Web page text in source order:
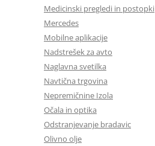
Medicinski pregledi in postopki
Mercedes
Mobilne aplikacije
Nadstrešek za avto
Naglavna svetilka
Navtična trgovina
Nepremičnine Izola
Očala in optika
Odstranjevanje bradavic
Olivno olje